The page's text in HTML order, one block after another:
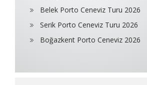
Belek Porto Ceneviz Turu 2026
Serik Porto Ceneviz Turu 2026
Boğazkent Porto Ceneviz 2026